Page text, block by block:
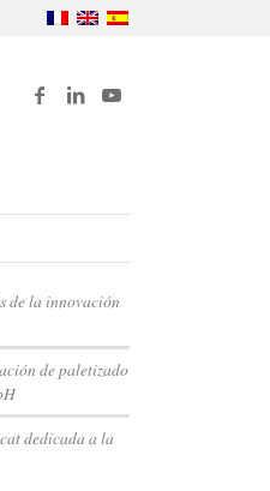
de la innovación
de paletizado
dedicada a la